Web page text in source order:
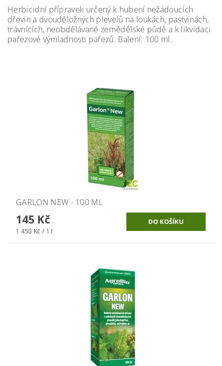
Herbicidní přípravek určený k hubení nežádoucích
dřevin a dvouděložných plevelů na loukách, pastvinách,
trávnících, neobdělávané zemědělské půdě a k likvidaci
pařezové výmladnosti pařezů. Balení: 100 ml.
GARLON NEW - 100 ML
145 Kč
1 450 Kč / 1 l